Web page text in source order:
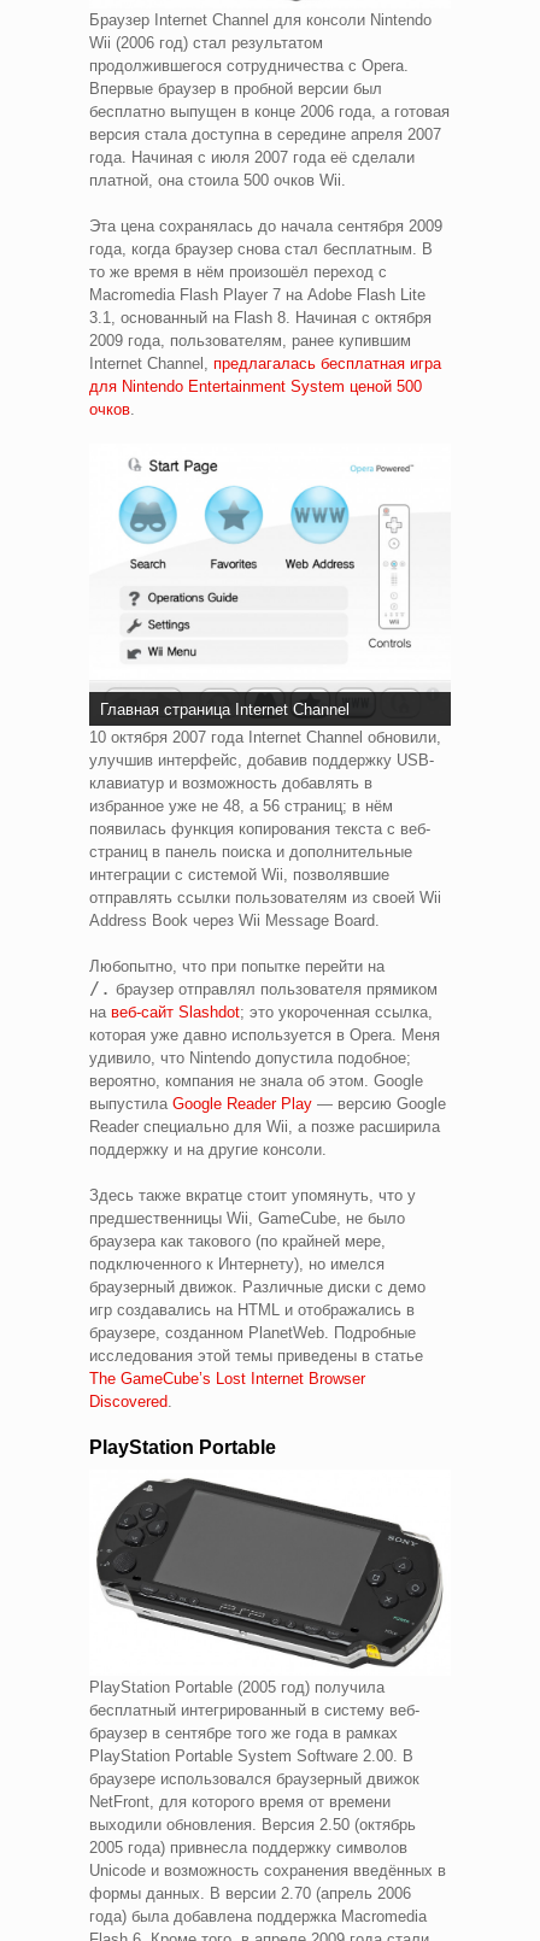
Браузер Internet Channel для консоли Nintendo
Wii (2006 год) стал результатом
продолжившегося сотрудничества с Opera.
Впервые браузер в пробной версии был
бесплатно выпущен в конце 2006 года, а готовая
версия стала доступна в середине апреля 2007
года. Начиная с июля 2007 года её сделали
платной, она стоила 500 очков Wii.
Эта цена сохранялась до начала сентября 2009
года, когда браузер снова стал бесплатным. В
то же время в нём произошёл переход с
Macromedia Flash Player 7 на Adobe Flash Lite
3.1, основанный на Flash 8. Начиная с октября
2009 года, пользователям, ранее купившим
Internet Channel, предлагалась бесплатная игра
для Nintendo Entertainment System ценой 500
очков
Главная страница Internet Channel
10 октября 2007 года Internet Channel обновили,
улучшив интерфейс, добавив поддержку USB-
клавиатур и возможность добавлять в
избранное уже не 48, а 56 страниц; в нём
появилась функция копирования текста с веб-
страниц в панель поиска и дополнительные
интеграции с системой Wii, позволявшие
отправлять ссылки пользователям из своей Wii
Address Book через Wii Message Board.
Любопытно, что при попытке перейти на
/. браузер отправлял пользователя прямиком
на веб-сайт Slashdot; это укороченная ссылка,
которая уже давно используется в Opera. Меня
удивило, что Nintendo допустила подобное;
вероятно, компания не знала об этом. Google
выпустила Google Reader Play — версию Google
Reader специально для Wii, а позже расширила
поддержку и на другие консоли.
Здесь также вкратце стоит упомянуть, что у
предшественницы Wii, GameCube, не было
браузера как такового (по крайней мере,
подключенного к Интернету), но имелся
браузерный движок. Различные диски с демо
игр создавались на HTML и отображались в
браузере, созданном PlanetWeb. Подробные
исследования этой темы приведены в статье
The GameCube’s Lost Internet Browser
Discovered.
PlayStation Portable
PlayStation Portable (2005 год) получила
бесплатный интегрированный в систему веб-
браузер в сентябре того же года в рамках
PlayStation Portable System Software 2.00. В
браузере использовался браузерный движок
NetFront, для которого время от времени
выходили обновления. Версия 2.50 (октябрь
2005 года) привнесла поддержку символов
Unicode и возможность сохранения введённых в
формы данных. В версии 2.70 (апрель 2006
года) была добавлена поддержка Macromedia